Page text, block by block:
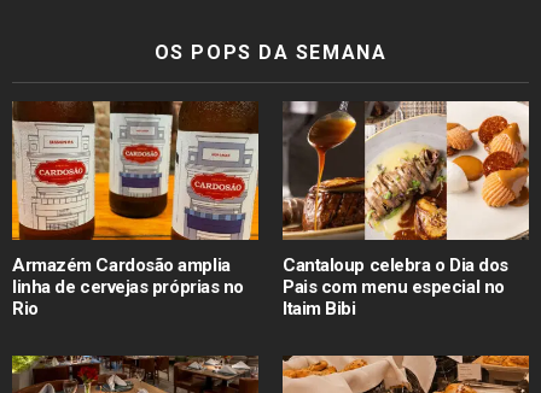
OS POPS DA SEMANA
Armazém Cardosão amplia
linha de cervejas próprias no
Rio
Cantaloup celebra o Dia dos
Pais com menu especial no
Itaim Bibi